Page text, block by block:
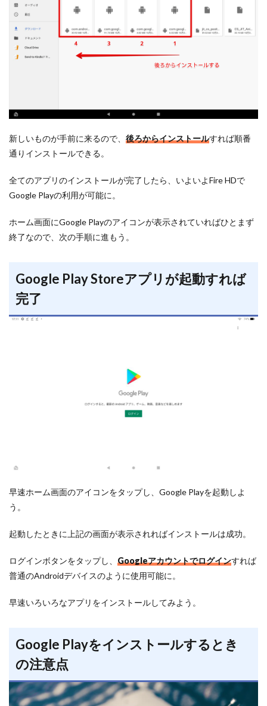
新しいものが手前に来るので、 後ろからインストールすれば順番
通りインストールできる。
全てのアプリのインストールが完了したら、いよいよFire HDで
Google Playの利用が可能に。
ホーム画面にGoogle Playのアイコンが表示されていればひとまず
終了なので、次の手順に進もう。
Google Play Storeアプリが起動すれば
完了
早速ホーム画面のアイコンをタップし、Google Playを起動しよ
う。
起動したときに上記の画面が表示されればインストールは成功。
ログインボタンをタップし、 Googleアカウントでログインすれば
普通のAndroidデバイスのように使用可能に。
早速いろいろなアプリをインストールしてみよう。
Google Playをインストールするとき
の注意点